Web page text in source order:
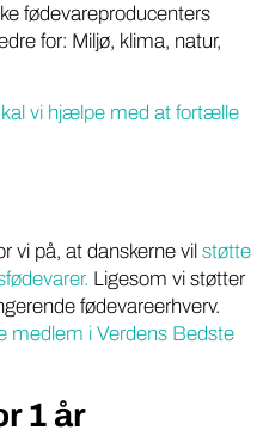
fødevareproducenters
for: Miljø, klima, natur,
vi hjælpe med at fortælle
vi på, at danskerne vil støtte
Ligesom vi støtter
fødevareerhverv.
medlem i Verdens Bedste
1 år